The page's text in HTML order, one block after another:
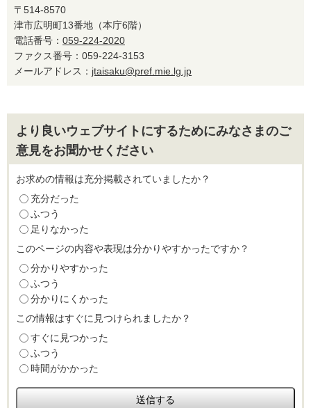
〒514-8570
津市広明町13番地（本庁6階）
電話番号： 059-224-2020
ファクス番号：059-224-3153
メールアドレス： jtaisaku@pref.mie.lg.jp
より良いウェブサイトにするためにみなさまのご
意見をお聞かせください
お求めの情報は充分掲載されていましたか？
充分だった
ふつう
足りなかった
このページの内容や表現は分かりやすかったですか？
分かりやすかった
ふつう
分かりにくかった
この情報はすぐに見つけられましたか？
すぐに見つかった
ふつう
時間がかかった